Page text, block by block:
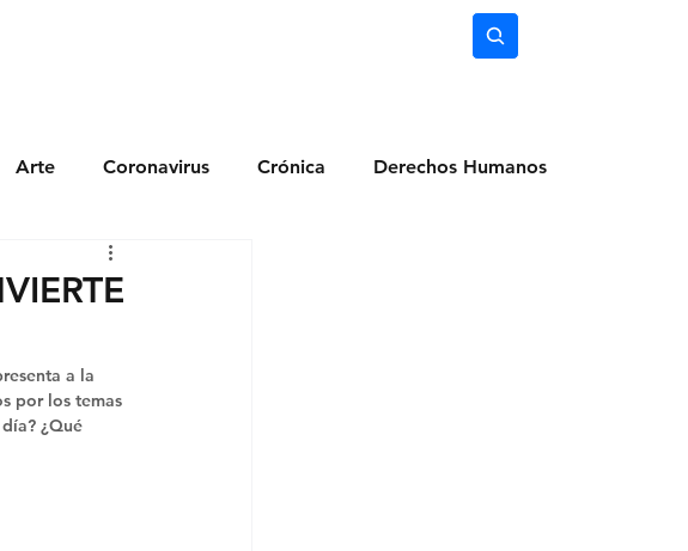
Arte Coronavirus Crónica Derechos Humanos
a la
por los temas
¿Qué